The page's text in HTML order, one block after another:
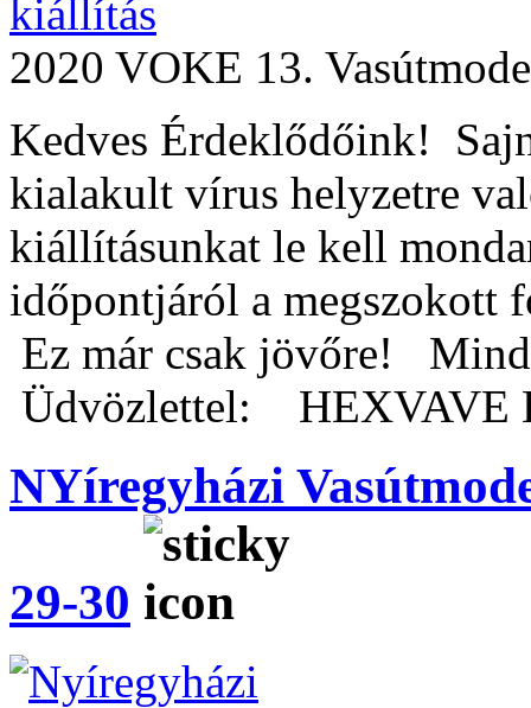
2020 VOKE 13.
Kedves Érdeklődőink!
kialakult vírus helyzetre
kiállításunkat le kell
időpontjáról a megszokott
Ez már csak jövőre!
Üdvözlettel: HEXVAVE
NYíregyházi
29-30